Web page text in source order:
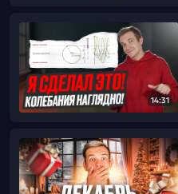
14:31